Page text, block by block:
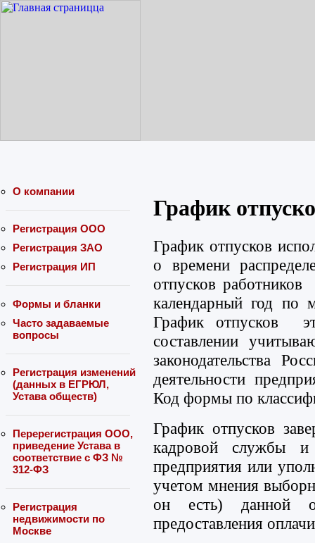
О компании
Регистрация ООО
Регистрация ЗАО
Регистрация ИП
Формы и бланки
Часто задаваемые
вопросы
Регистрация изменений
(данных в ЕГРЮЛ,
Устава обществ)
Перерегистрация ООО,
приведение Устава в
соответствие с ФЗ №
312-ФЗ
Регистрация
недвижимости по
Москве
График
График отпусков
о времени
отпусков работников
календарный год по
График отпусков
составлении
законодательства
деятельности
Код формы по
График отпусков
кадровой службы и
предприятия или
учетом мнения
он есть) данной
предоставления